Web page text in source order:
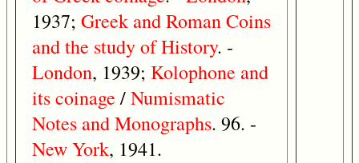
1937; Greek andRomanCoins
andthe studyofHistory. -
London, 1939; Kolophone and
itscoinage /Numismatic
Notes andMonographs. 96. -
NewYork, 1941.